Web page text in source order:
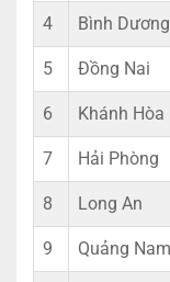
4 Bình Dương
5 Đồng Nai
6 Khánh Hòa
7 Hải Phòng
8 Long An
9 Quảng Nam